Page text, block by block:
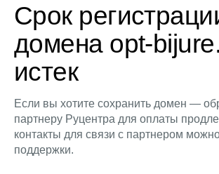
Срок
домена opt-
истек
Если вы хотите сохранить домен —
партнеру Руцентра для оплаты
контакты для связи с партнером
поддержки.